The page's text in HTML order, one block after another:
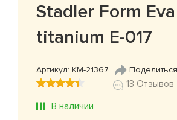
Stadler Form
titanium E-017
Артикул: КМ-21367 Поделиться
13 Отзывов
В наличии